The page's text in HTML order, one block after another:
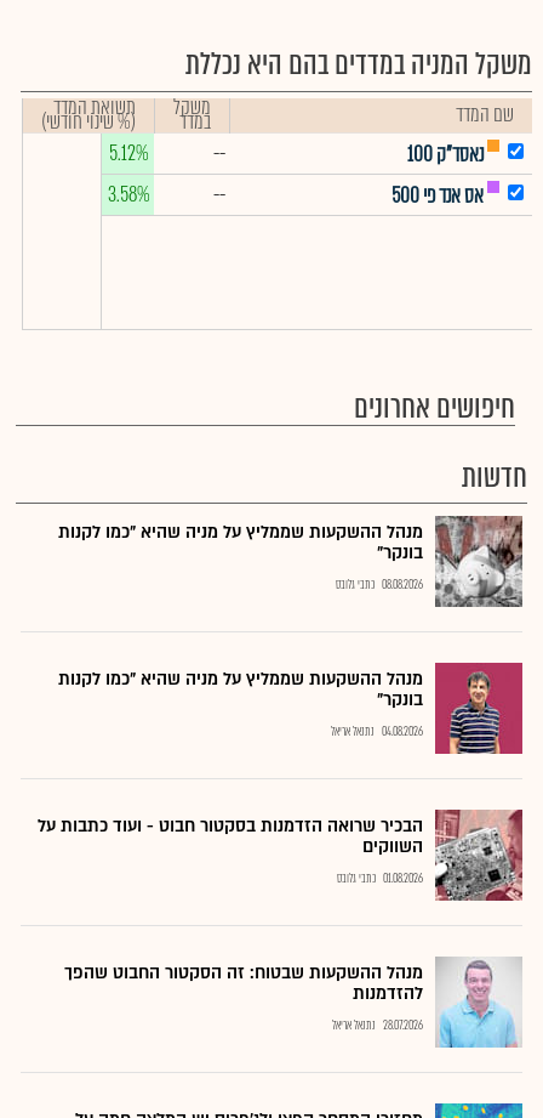
משקל המניה במדדים בהם היא נכללת
שם המדד משקל
במדד תשואת המדד
(% שינוי חודשי)
נאסד"ק 100
--
5.12%
אס אנד פי 500
--
3.58%
חיפושים אחרונים
חדשות
מנהל ההשקעות שממליץ על מניה שהיא "כמו לקנות
בונקר"
08.08.2026 כתבי גלובס
מנהל ההשקעות שממליץ על מניה שהיא "כמו לקנות
בונקר"
04.08.2026 נתנאל אריאל
הבכיר שרואה הזדמנות בסקטור חבוט - ועוד כתבות על
השווקים
01.08.2026 כתבי גלובס
מנהל ההשקעות שבטוח: זה הסקטור החבוט שהפך
להזדמנות
28.07.2026 נתנאל אריאל